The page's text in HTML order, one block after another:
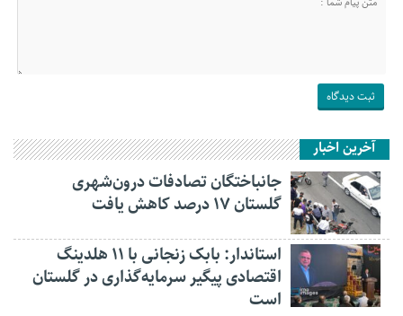
آخرین اخبار
جانباختگان تصادفات درون‌شهری
گلستان ۱۷ درصد کاهش یافت
استاندار: بابک زنجانی با ۱۱ هلدینگ
اقتصادی پیگیر سرمایه‌گذاری در گلستان
است